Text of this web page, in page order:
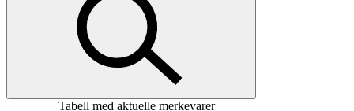
Aktiviteter
Tabell med aktuelle merkevarer